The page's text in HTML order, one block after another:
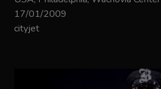
17/01/2009
cityjet